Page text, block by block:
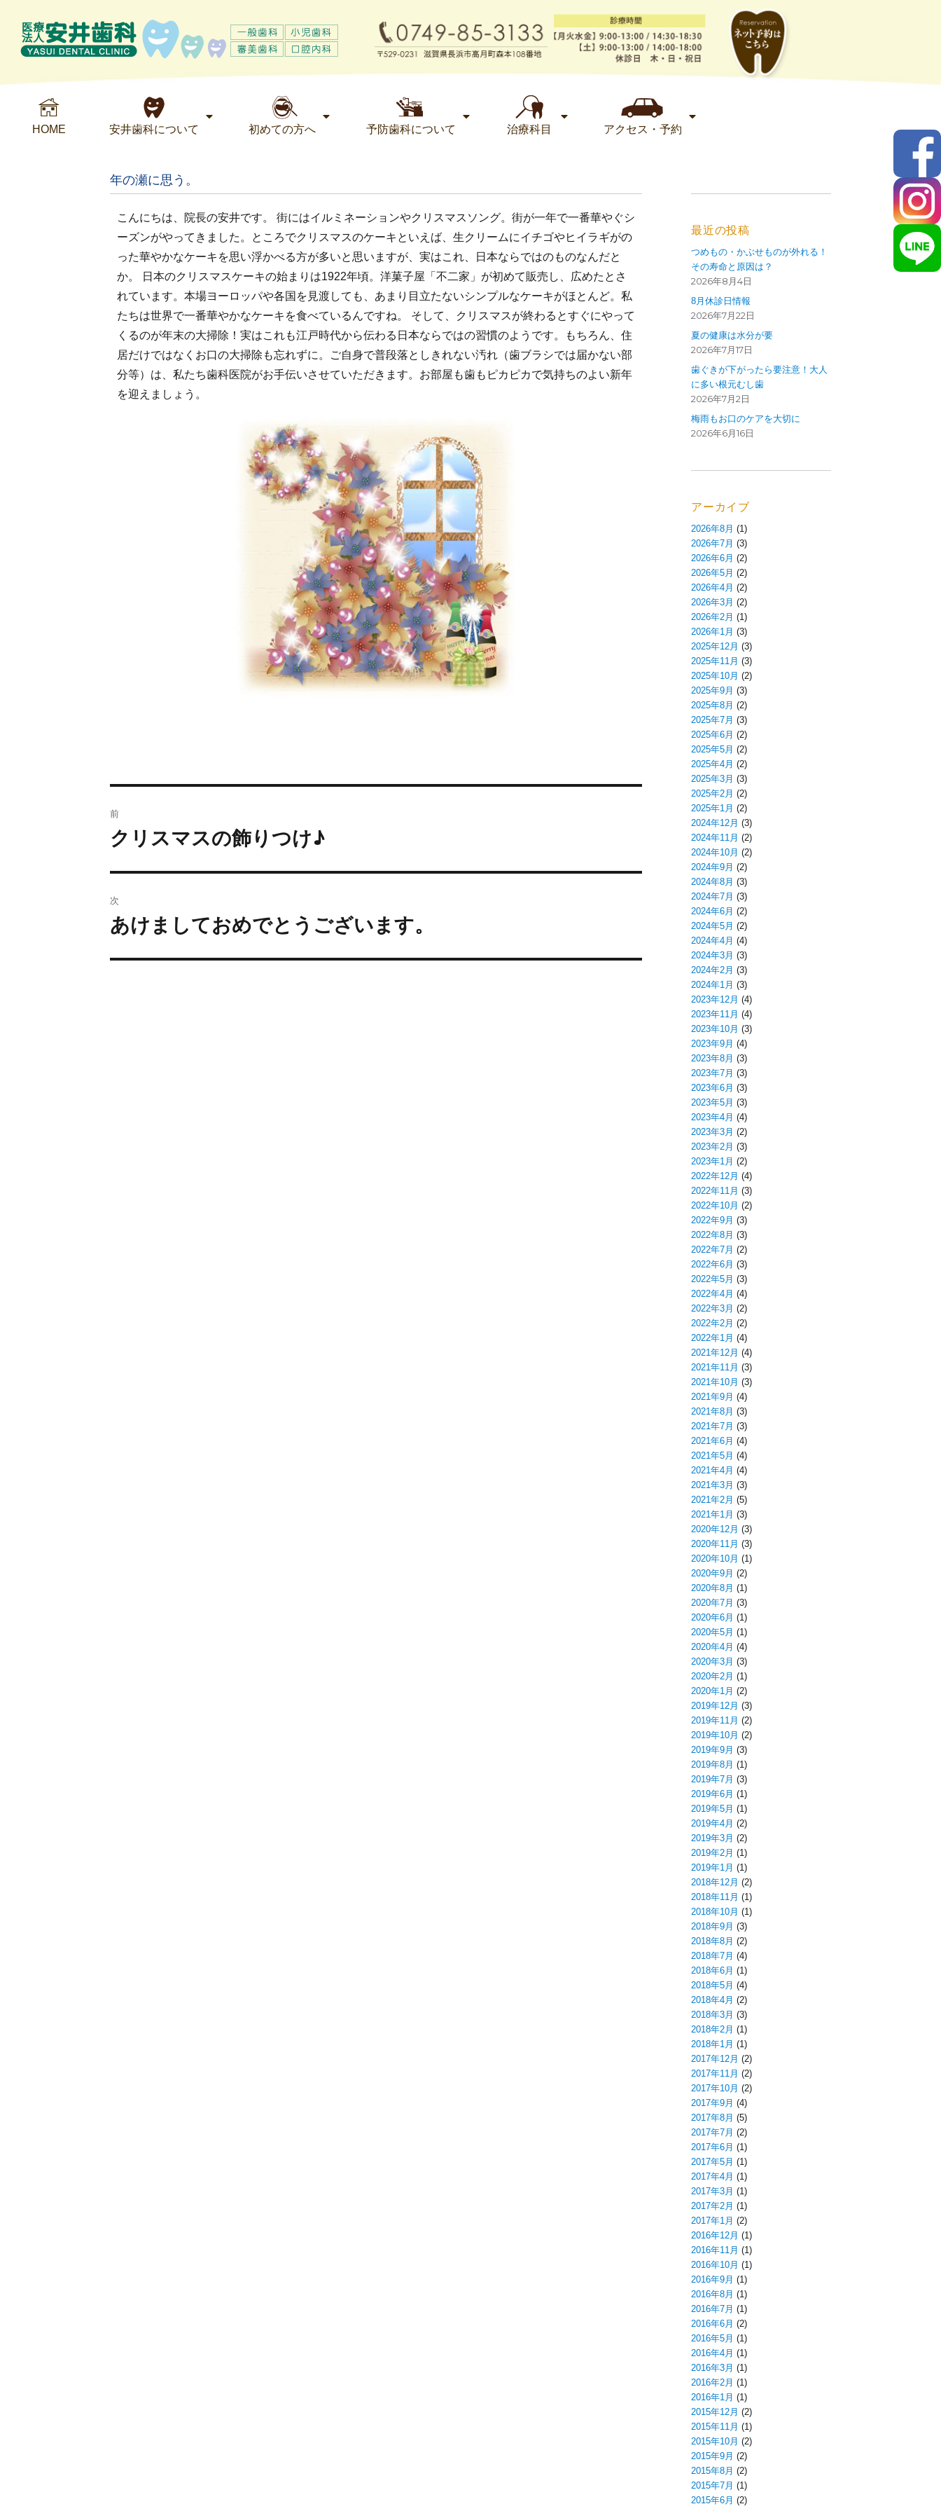
HOME 安井歯科について 初めての方へ 予防歯科について 治療科目 アクセス・予約
年の瀬に思う。
こんにちは、院長の安井です。 街にはイルミネーションやクリスマスソング。街が一年で一番華やぐシ
ーズンがやってきました。ところでクリスマスのケーキといえば、生クリームにイチゴやヒイラギがの
った華やかなケーキを思い浮かべる方が多いと思いますが、実はこれ、日本ならではのものなんだと
か。 日本のクリスマスケーキの始まりは1922年頃。洋菓子屋「不二家」が初めて販売し、広めたとさ
れています。本場ヨーロッパや各国を見渡しても、あまり目立たないシンプルなケーキがほとんど。私
たちは世界で一番華やかなケーキを食べているんですね。 そして、クリスマスが終わるとすぐにやって
くるのが年末の大掃除！実はこれも江戸時代から伝わる日本ならではの習慣のようです。もちろん、住
居だけではなくお口の大掃除も忘れずに。ご自身で普段落としきれない汚れ（歯ブラシでは届かない部
分等）は、私たち歯科医院がお手伝いさせていただきます。お部屋も歯もピカピカで気持ちのよい新年
を迎えましょう。
前
クリスマスの飾りつけ♪
次
あけましておめでとうございます。
最近の投稿
つめもの・かぶせものが外れる！
その寿命と原因は？
2026年8月4日
8月休診日情報
2026年7月22日
夏の健康は水分が要
2026年7月17日
歯ぐきが下がったら要注意！大人
に多い根元むし歯
2026年7月2日
梅雨もお口のケアを大切に
2026年6月16日
アーカイブ
2026年8月 (1)
2026年7月 (3)
2026年6月 (2)
2026年5月 (2)
2026年4月 (2)
2026年3月 (2)
2026年2月 (1)
2026年1月 (3)
2025年12月 (3)
2025年11月 (3)
2025年10月 (2)
2025年9月 (3)
2025年8月 (2)
2025年7月 (3)
2025年6月 (2)
2025年5月 (2)
2025年4月 (2)
2025年3月 (3)
2025年2月 (2)
2025年1月 (2)
2024年12月 (3)
2024年11月 (2)
2024年10月 (2)
2024年9月 (2)
2024年8月 (3)
2024年7月 (3)
2024年6月 (2)
2024年5月 (2)
2024年4月 (4)
2024年3月 (3)
2024年2月 (3)
2024年1月 (3)
2023年12月 (4)
2023年11月 (4)
2023年10月 (3)
2023年9月 (4)
2023年8月 (3)
2023年7月 (3)
2023年6月 (3)
2023年5月 (3)
2023年4月 (4)
2023年3月 (2)
2023年2月 (3)
2023年1月 (2)
2022年12月 (4)
2022年11月 (3)
2022年10月 (2)
2022年9月 (3)
2022年8月 (3)
2022年7月 (2)
2022年6月 (3)
2022年5月 (3)
2022年4月 (4)
2022年3月 (2)
2022年2月 (2)
2022年1月 (4)
2021年12月 (4)
2021年11月 (3)
2021年10月 (3)
2021年9月 (4)
2021年8月 (3)
2021年7月 (3)
2021年6月 (4)
2021年5月 (4)
2021年4月 (4)
2021年3月 (3)
2021年2月 (5)
2021年1月 (3)
2020年12月 (3)
2020年11月 (3)
2020年10月 (1)
2020年9月 (2)
2020年8月 (1)
2020年7月 (3)
2020年6月 (1)
2020年5月 (1)
2020年4月 (4)
2020年3月 (3)
2020年2月 (1)
2020年1月 (2)
2019年12月 (3)
2019年11月 (2)
2019年10月 (2)
2019年9月 (3)
2019年8月 (1)
2019年7月 (3)
2019年6月 (1)
2019年5月 (1)
2019年4月 (2)
2019年3月 (2)
2019年2月 (1)
2019年1月 (1)
2018年12月 (2)
2018年11月 (1)
2018年10月 (1)
2018年9月 (3)
2018年8月 (2)
2018年7月 (4)
2018年6月 (1)
2018年5月 (4)
2018年4月 (2)
2018年3月 (3)
2018年2月 (1)
2018年1月 (1)
2017年12月 (2)
2017年11月 (2)
2017年10月 (2)
2017年9月 (4)
2017年8月 (5)
2017年7月 (2)
2017年6月 (1)
2017年5月 (1)
2017年4月 (1)
2017年3月 (1)
2017年2月 (1)
2017年1月 (2)
2016年12月 (1)
2016年11月 (1)
2016年10月 (1)
2016年9月 (1)
2016年8月 (1)
2016年7月 (1)
2016年6月 (2)
2016年5月 (1)
2016年4月 (1)
2016年3月 (1)
2016年2月 (1)
2016年1月 (1)
2015年12月 (2)
2015年11月 (1)
2015年10月 (2)
2015年9月 (2)
2015年8月 (2)
2015年7月 (1)
2015年6月 (2)